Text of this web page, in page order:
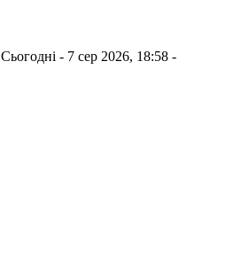
Сьогодні - 7 сер 2026, 18:58 -